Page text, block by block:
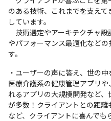
のある技術、これまでを支え
しています。
技術選定やアーキテクチャ設
やパフォーマンス最適化など
す。
・ユーザーの声に答え、世の
医療介護系の健康管理アプリ
れるアプリの大規模開発など
が多数！クライアントとの距
など、クライアントに喜んでも